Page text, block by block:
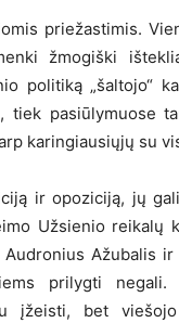
priežastimis.
žmogiški
politiką „šaltojo“
pasiūlymuose
karingiausiųjų su
ir opoziciją, jų
Užsienio reikalų
Ažubalis
prilygti
įžeisti, bet